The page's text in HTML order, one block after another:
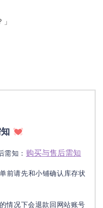
知： 购买与售后需知
前请先和小铺确认库存状
情况下会退款回网站账号